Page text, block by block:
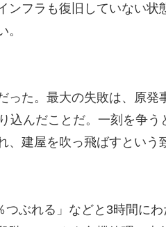
ンフラも復旧していない状
った。最大の失敗は、原発
込んだことだ。一刻を争う
、建屋を吹っ飛ばすという
ぶれる」などと3時間に